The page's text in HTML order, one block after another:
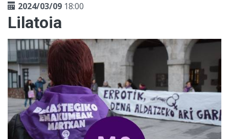
2024/03/09 18:00
Lilatoia